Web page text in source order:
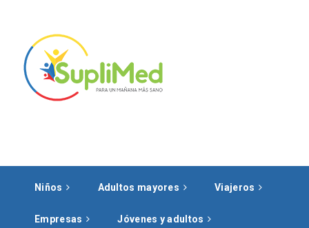
Niños Adultos mayores Viajeros
Empresas Jóvenes y adultos